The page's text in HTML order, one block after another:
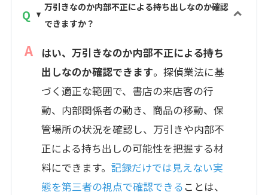
万引きなのか内部不正による持ち出しなのか確認
できますか？
はい、万引きなのか内部不正による持ち
出しなのか確認できます。探偵業法に基
づく適正な範囲で、書店の来店客の行
動、内部関係者の動き、商品の移動、保
管場所の状況を確認し、万引きや内部不
正による持ち出しの可能性を把握する材
料にできます。記録だけでは見えない実
態を第三者の視点で確認できる ことは、